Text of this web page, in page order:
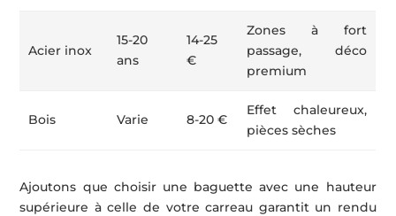
Acier inox
15-20
ans
14-25
€
Zones à fort
passage, déco
premium
Bois Varie 8-20 €
Effet chaleureux,
pièces sèches
Ajoutons que choisir une baguette avec une hauteur
supérieure à celle de votre carreau garantit un rendu